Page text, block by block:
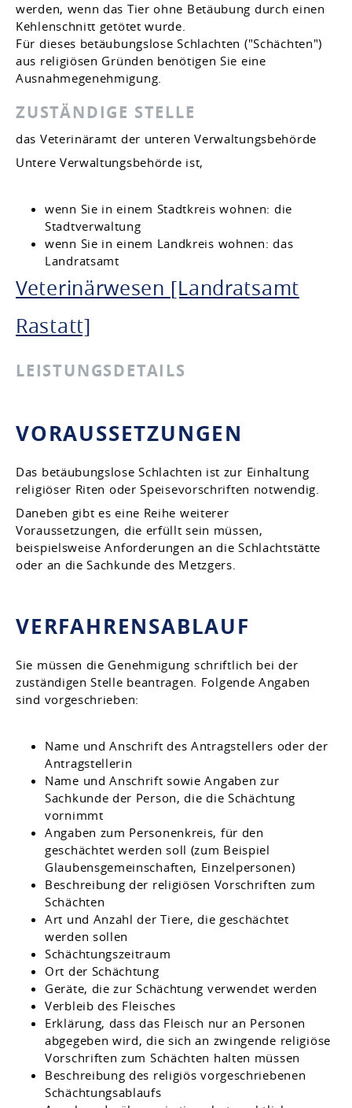
werden, wenn das Tier ohne Betäubung durch einen
Kehlenschnitt getötet wurde.
Für dieses betäubungslose Schlachten ("Schächten")
aus religiösen Gründen benötigen Sie eine
Ausnahmegenehmigung.
ZUSTÄNDIGE STELLE
das Veterinäramt der unteren Verwaltungsbehörde
Untere Verwaltungsbehörde ist,
wenn Sie in einem Stadtkreis wohnen: die
Stadtverwaltung
wenn Sie in einem Landkreis wohnen: das
Landratsamt
Veterinärwesen [Landratsamt
Rastatt]
LEISTUNGSDETAILS
VORAUSSETZUNGEN
Das betäubungslose Schlachten ist zur Einhaltung
religiöser Riten oder Speisevorschriften notwendig.
Daneben gibt es eine Reihe weiterer
Voraussetzungen, die erfüllt sein müssen,
beispielsweise Anforderungen an die Schlachtstätte
oder an die Sachkunde des Metzgers.
VERFAHRENSABLAUF
Sie müssen die Genehmigung schriftlich bei der
zuständigen Stelle beantragen. Folgende Angaben
sind vorgeschrieben:
Name und Anschrift des Antragstellers oder der
Antragstellerin
Name und Anschrift sowie Angaben zur
Sachkunde der Person, die die Schächtung
vornimmt
Angaben zum Personenkreis, für den
geschächtet werden soll (zum Beispiel
Glaubensgemeinschaften, Einzelpersonen)
Beschreibung der religiösen Vorschriften zum
Schächten
Art und Anzahl der Tiere, die geschächtet
werden sollen
Schächtungszeitraum
Ort der Schächtung
Geräte, die zur Schächtung verwendet werden
Verbleib des Fleisches
Erklärung, dass das Fleisch nur an Personen
abgegeben wird, die sich an zwingende religiöse
Vorschriften zum Schächten halten müssen
Beschreibung des religiös vorgeschriebenen
Schächtungsablaufs